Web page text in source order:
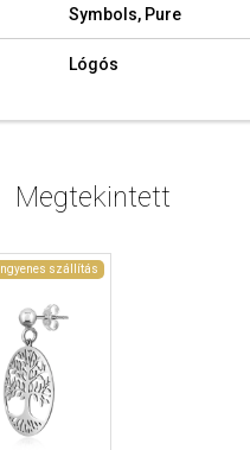
Symbols, Pure
Lógós
Megtekintett
Ingyenes szállítás